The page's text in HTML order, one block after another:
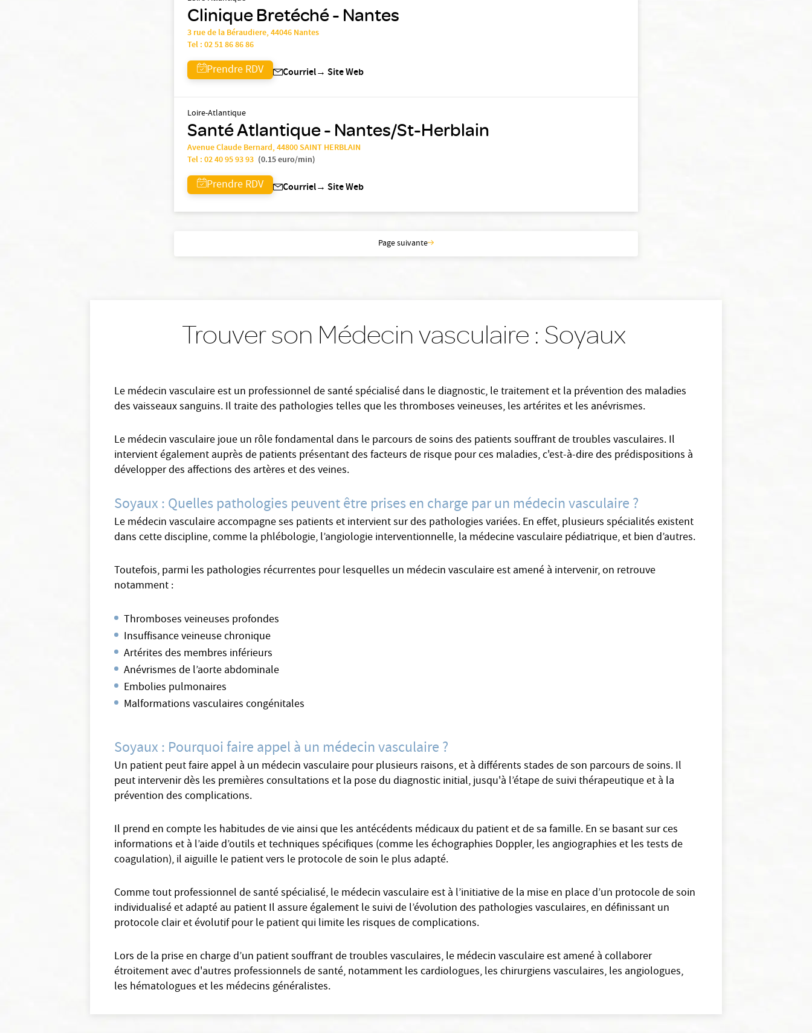
Clinique Bretéché - Nantes
3 rue de la Béraudiere, 44046 Nantes
Tel :02 51 86 86 86
Prendre RDV Courriel→ Site Web
Loire-Atlantique
Santé Atlantique - Nantes/St-Herblain
Avenue Claude Bernard, 44800 SAINT HERBLAIN
Tel :02 40 95 93 93 (0.15 euro/min)
Prendre RDV Courriel→ Site Web
Page suivante
Trouver son Médecin vasculaire : Soyaux
Le médecin vasculaire est un professionnel de santé spécialisé dans le diagnostic, le traitement et la prévention des maladies
des vaisseaux sanguins. Il traite des pathologies telles que les thromboses veineuses, les artérites et les anévrismes.
Le médecin vasculaire joue un rôle fondamental dans le parcours de soins des patients souffrant de troubles vasculaires. Il
intervient également auprès de patients présentant des facteurs de risque pour ces maladies, c'est-à-dire des prédispositions à
développer des affections des artères et des veines.
Soyaux : Quelles pathologies peuvent être prises en charge par un médecin vasculaire ?
Le médecin vasculaire accompagne ses patients et intervient sur des pathologies variées. En effet, plusieurs spécialités existent
dans cette discipline, comme la phlébologie, l’angiologie interventionnelle, la médecine vasculaire pédiatrique, et bien d’autres.
Toutefois, parmi les pathologies récurrentes pour lesquelles un médecin vasculaire est amené à intervenir, on retrouve
notamment :
Thromboses veineuses profondes
Insuffisance veineuse chronique
Artérites des membres inférieurs
Anévrismes de l’aorte abdominale
Embolies pulmonaires
Malformations vasculaires congénitales
Soyaux : Pourquoi faire appel à un médecin vasculaire ?
Un patient peut faire appel à un médecin vasculaire pour plusieurs raisons, et à différents stades de son parcours de soins. Il
peut intervenir dès les premières consultations et la pose du diagnostic initial, jusqu'à l’étape de suivi thérapeutique et à la
prévention des complications.
Il prend en compte les habitudes de vie ainsi que les antécédents médicaux du patient et de sa famille. En se basant sur ces
informations et à l’aide d’outils et techniques spécifiques (comme les échographies Doppler, les angiographies et les tests de
coagulation), il aiguille le patient vers le protocole de soin le plus adapté.
Comme tout professionnel de santé spécialisé, le médecin vasculaire est à l’initiative de la mise en place d’un protocole de soin
individualisé et adapté au patient Il assure également le suivi de l’évolution des pathologies vasculaires, en définissant un
protocole clair et évolutif pour le patient qui limite les risques de complications.
Lors de la prise en charge d’un patient souffrant de troubles vasculaires, le médecin vasculaire est amené à collaborer
étroitement avec d'autres professionnels de santé, notamment les cardiologues, les chirurgiens vasculaires, les angiologues,
les hématologues et les médecins généralistes.